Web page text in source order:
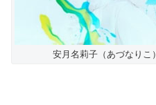
安月名莉子（あづなりこ）